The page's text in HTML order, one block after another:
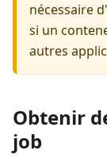
nécessaire
si un
autres
Obtenir
job